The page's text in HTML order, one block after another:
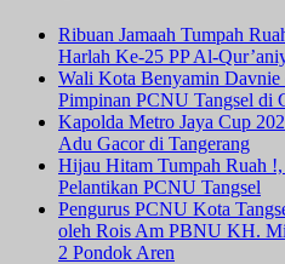
Ribuan Jamaah Tumpah
Harlah Ke-25 PP Al-
Wali Kota Benyamin
Pimpinan PCNU Tangsel di
Kapolda Metro Jaya Cup
Adu Gacor di Tangerang
Hijau Hitam Tumpah Ruah
Pelantikan PCNU Tangsel
Pengurus PCNU Kota
oleh Rois Am PBNU KH.
2 Pondok Aren